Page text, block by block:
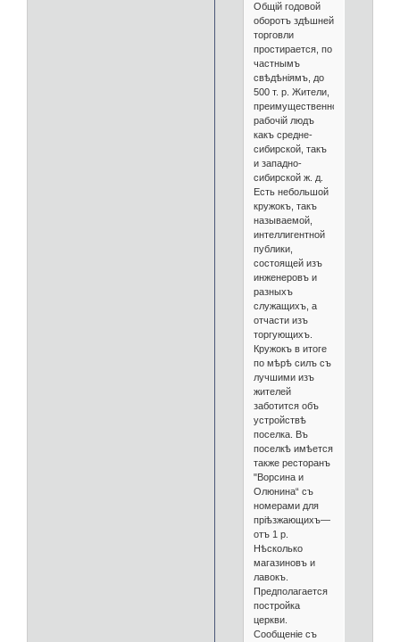
Общій годовой
оборотъ здѣшней
торговли
простирается, по
частнымъ
свѣдѣніямъ, до
500 т. р. Жители,
преимущественно,
рабочій людъ
какъ средне-
сибирской, такъ
и западно-
сибирской ж. д.
Есть небольшой
кружокъ, такъ
называемой,
интеллигентной
публики,
состоящей изъ
инженеровъ и
разныхъ
служащихъ, а
отчасти изъ
торгующихъ.
Кружокъ в итоге
по мѣрѣ силъ съ
лучшими изъ
жителей
заботится объ
устройствѣ
поселка. Въ
поселкѣ имѣется
также ресторанъ
"Ворсина и
Олюнина“ съ
номерами для
пріѣзжающихъ—
отъ 1 р.
Нѣсколько
магазиновъ и
лавокъ.
Предполагается
постройка
церкви.
Сообщеніе съ